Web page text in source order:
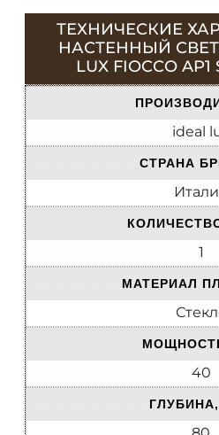
ТЕХНИЧЕСКИЕ
НАСТЕННЫЙ
LUX FIOCCO AP1
ideal
СТРАНА
1
МАТЕРИАЛ
40